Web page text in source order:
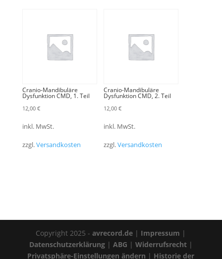
Cranio-Mandibuläre
Dysfunktion CMD, 1. Teil
12,00 €
inkl. MwSt.
zzgl.Versandkosten
Cranio-Mandibuläre
Dysfunktion CMD, 2. Teil
12,00 €
inkl. MwSt.
zzgl.Versandkosten
Copyright 2025 -avrecord.de | Impressum |
Datenschutzerklärung| ABG | Widerrufsrecht|
Privatsphäre-Einstellungen ändern | Historie der